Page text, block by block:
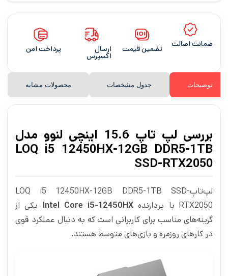
ضمانت اصالت تضمین قیمت ارسال
اکسپرس
پرداخت امن
توضیحات جدول مشخصات محصولات مشابه
بررسی لپ تاپ 15.6 اینچی لنوو مدل
LOQ i5 12450HX-12GB DDR5-1TB
SSD-RTX2050
لپ‌تاپLOQ i5 12450HX-12GB DDR5-1TB SSD-
RTX2050 با پردازنده
Intel Core i5-12450HX یکی از
گزینه‌های مناسب برای کاربرانی است که به دنبال عملکرد قوی
در کارهای روزمره و بازی‌های متوسط هستند.